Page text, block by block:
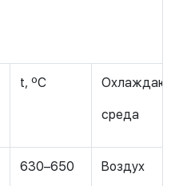
t, ºС
среда
630–650 Воздух